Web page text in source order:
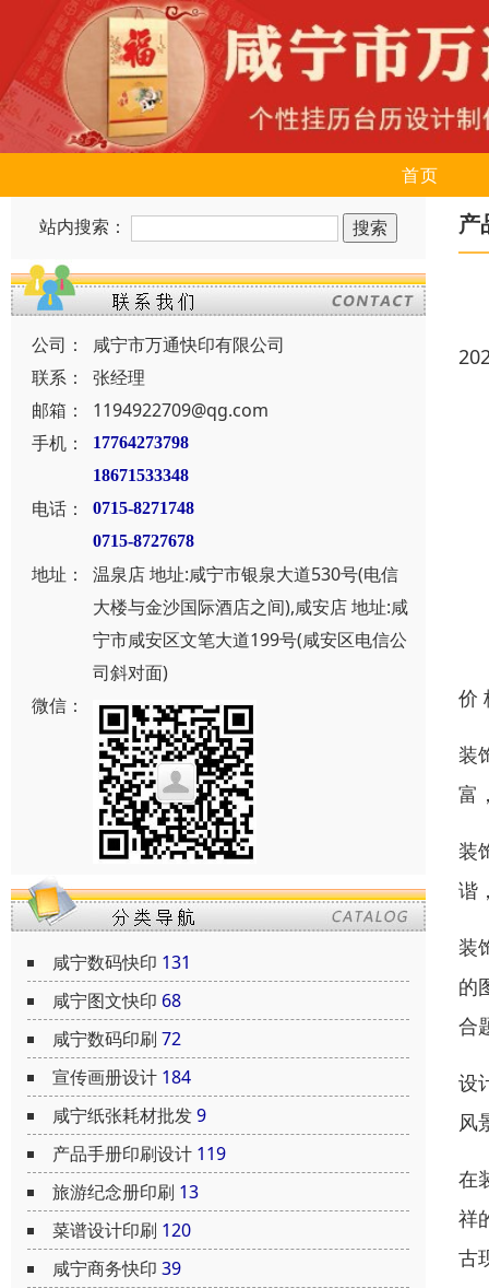
首页
站内搜索：
公司：
咸宁市万通快印有限公司
联系：
张经理
邮箱：
1194922709@qg.com
手机：
17764273798
18671533348
电话：
0715-8271748
0715-8727678
地址：
温泉店 地址:咸宁市银泉大道530号(电信
大楼与金沙国际酒店之间),咸安店 地址:咸
宁市咸安区文笔大道199号(咸安区电信公
司斜对面)
微信：
咸宁数码快印 131
咸宁图文快印 68
咸宁数码印刷 72
宣传画册设计 184
咸宁纸张耗材批发9
产品手册印刷设计 119
旅游纪念册印刷 13
菜谱设计印刷 120
咸宁商务快印 39
产
价
装
富
装
谐
装
的
合
设
风
在
祥
古